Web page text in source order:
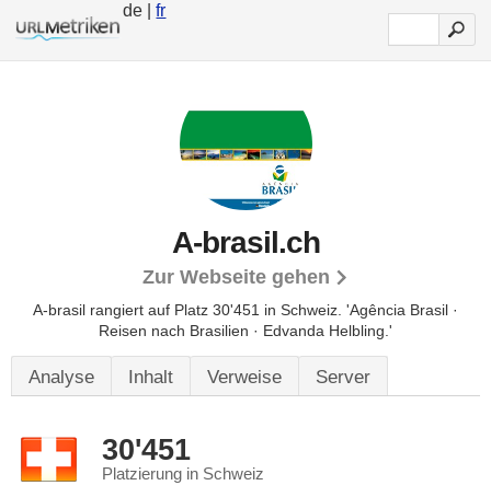
de |fr
A-brasil.ch
Zur Webseite gehen
A-brasil rangiert auf Platz 30'451 in Schweiz. 'Agência Brasil ·
Reisen nach Brasilien · Edvanda Helbling.'
Analyse Inhalt Verweise Server
30'451
Platzierung in Schweiz